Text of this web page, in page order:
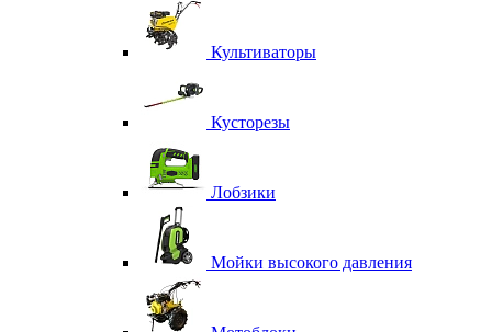
Культиваторы
Кусторезы
Лобзики
Мойки высокого давления